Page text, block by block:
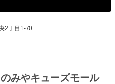
2丁目1-70
みやキューズモール